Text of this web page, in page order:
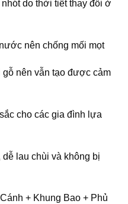
do thời tiết thay đổi ở
nên chống mối mọt
nên vẫn tạo được cảm
cho các gia đình lựa
lau chùi và không bị
+ Khung Bao + Phủ